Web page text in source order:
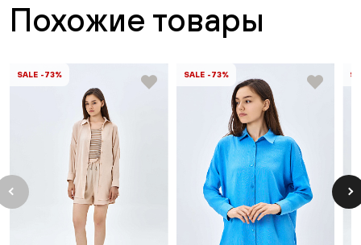
Похожие товары
SALE -73% SALE -73%